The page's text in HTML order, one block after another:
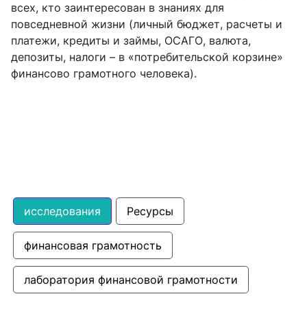
всех, кто заинтересован в знаниях для
повседневной жизни (личный бюджет, расчеты и
платежи, кредиты и займы, ОСАГО, валюта,
депозиты, налоги – в «потребительской корзине»
финансово грамотного человека).
исследования Ресурсы
финансовая грамотность
лаборатория финансовой грамотности